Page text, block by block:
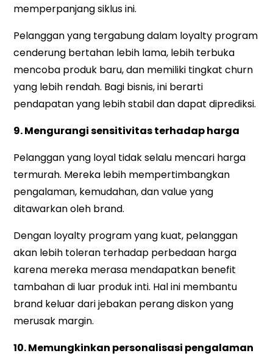
memperpanjang siklus ini.
Pelanggan yang tergabung dalam loyalty program
cenderung bertahan lebih lama, lebih terbuka
mencoba produk baru, dan memiliki tingkat churn
yang lebih rendah. Bagi bisnis, ini berarti
pendapatan yang lebih stabil dan dapat diprediksi.
9. Mengurangi sensitivitas terhadap harga
Pelanggan yang loyal tidak selalu mencari harga
termurah. Mereka lebih mempertimbangkan
pengalaman, kemudahan, dan value yang
ditawarkan oleh brand.
Dengan loyalty program yang kuat, pelanggan
akan lebih toleran terhadap perbedaan harga
karena mereka merasa mendapatkan benefit
tambahan di luar produk inti. Hal ini membantu
brand keluar dari jebakan perang diskon yang
merusak margin.
10. Memungkinkan personalisasi pengalaman